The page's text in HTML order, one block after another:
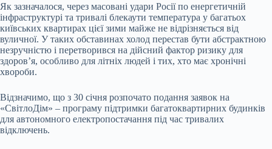
Як зазначалося, через масовані удари Росії по енергетичній
інфраструктурі та тривалі блекаути температура у багатьох
київських квартирах цієї зими майже не відрізняється від
вуличної. У таких обставинах холод перестав бути абстрактною
незручністю і перетворився на дійсний фактор ризику для
здоров’я, особливо для літніх людей і тих, хто має хронічні
хвороби.
Відзначимо, що з 30 січня розпочато подання заявок на
«СвітлоДім» – програму підтримки багатоквартирних будинків
для автономного електропостачання під час тривалих
відключень.